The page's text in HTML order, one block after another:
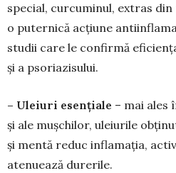
special, curcuminul, extras
o puternică acțiune
studii care le confirmă
și a psoriazisului.
– Uleiuri esențiale – mai ales
și ale mușchilor, uleiurile
și mentă reduc inflamația,
atenuează durerile.